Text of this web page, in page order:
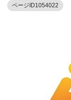
ページID1054022